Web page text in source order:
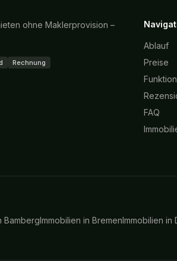
ohne Maklerprovision –
Rechnung
Ablauf
Preise
FAQ
BambergImmobilien in BremenImmobilien in